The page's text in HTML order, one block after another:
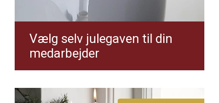
Vælg selv julegaven til din
medarbejder